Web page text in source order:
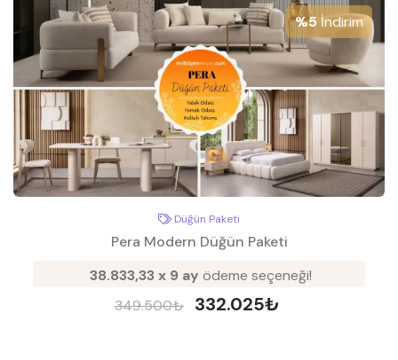
%5 İndirim
Düğün Paketi
Pera Modern Düğün Paketi
38.833,33 x 9 ay ödeme seçeneği!
349.500₺
332.025₺